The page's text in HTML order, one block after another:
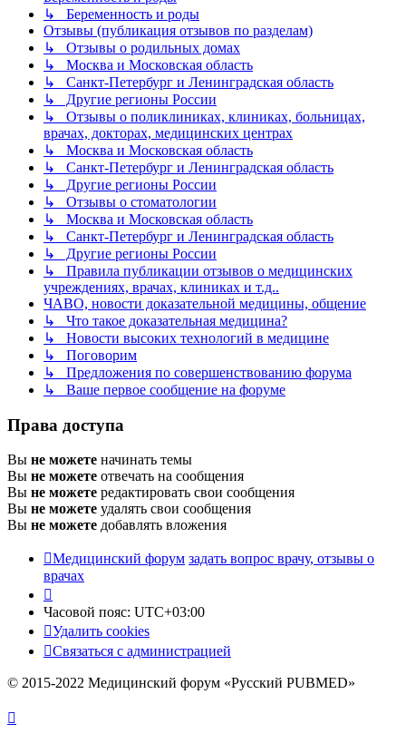
↳ Беременность и роды
Отзывы (публикация отзывов по разделам)
↳ Отзывы о родильных домах
↳ Москва и Московская область
↳ Санкт-Петербург и Ленинградская область
↳ Другие регионы России
↳ Отзывы о поликлиниках, клиниках, больницах,
врачах, докторах, медицинских центрах
↳ Москва и Московская область
↳ Санкт-Петербург и Ленинградская область
↳ Другие регионы России
↳ Отзывы о стоматологии
↳ Москва и Московская область
↳ Санкт-Петербург и Ленинградская область
↳ Другие регионы России
↳ Правила публикации отзывов о медицинских
учреждениях, врачах, клиниках и т.д..
ЧАВО, новости доказательной медицины, общение
↳ Что такое доказательная медицина?
↳ Новости высоких технологий в медицине
↳ Поговорим
↳ Предложения по совершенствованию форума
↳ Ваше первое сообщение на форуме
Права доступа
Вы не можете начинать темы
Вы не можете отвечать на сообщения
Вы не можете редактировать свои сообщения
Вы не можете удалять свои сообщения
Вы не можете добавлять вложения
Медицинский форум задать вопрос врачу, отзывы о
врачах
Часовой пояс: UTC+03:00
Удалить cookies
Связаться с администрацией
© 2015-2022 Медицинский форум «Русский PUBMED»